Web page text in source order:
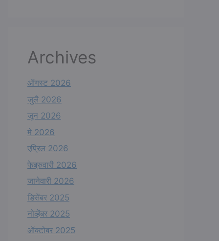
Archives
ऑगस्ट 2026
जुलै 2026
जून 2026
मे 2026
एप्रिल 2026
फेब्रुवारी 2026
जानेवारी 2026
डिसेंबर 2025
नोव्हेंबर 2025
ऑक्टोबर 2025